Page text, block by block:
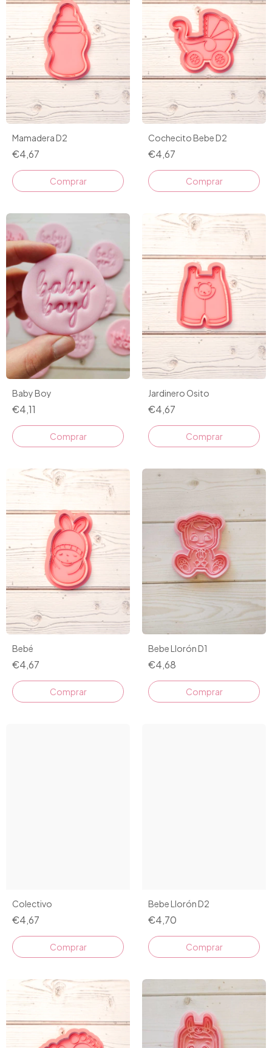
Mamadera D2
€4,67
Comprar
Cochecito Bebe D2
€4,67
Comprar
Baby Boy
€4,11
Comprar
Jardinero Osito
€4,67
Comprar
Bebé
€4,67
Comprar
Bebe Llorón D1
€4,68
Comprar
Colectivo
€4,67
Comprar
Bebe Llorón D2
€4,70
Comprar